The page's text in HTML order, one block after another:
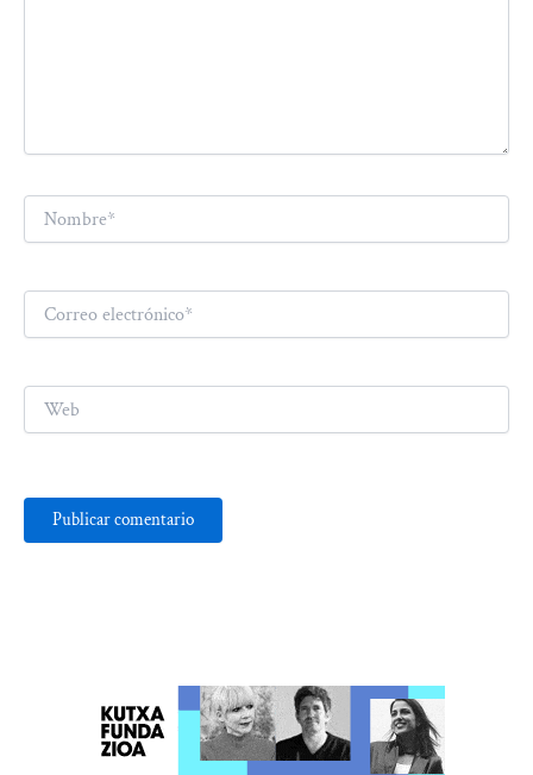
Correo
electrónico*
Web